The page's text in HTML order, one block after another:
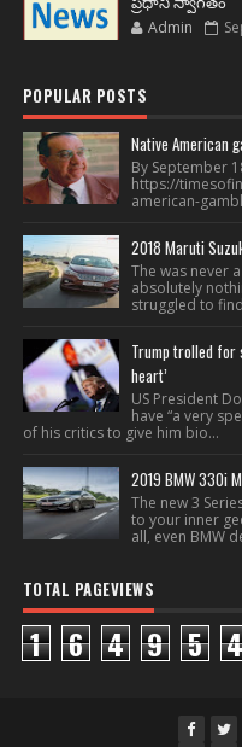
Admin
POPULAR POSTS
Native American
By September
https://
american-
2018 Maruti
The was never
absolutely
struggled to
Trump trolled for
heart’
US President
have “a very
of his critics to give him bio...
2019 BMW 330i
The new 3
to your inner
all, even BMW
TOTAL PAGEVIEWS
1 6 4 9 5 4